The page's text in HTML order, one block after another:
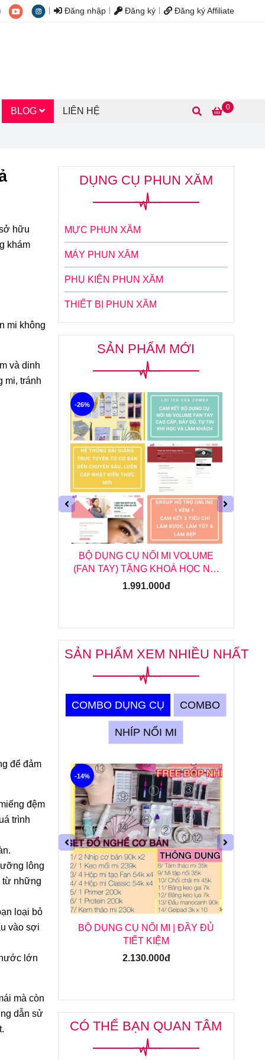
Đăng nhập Đăng ký Đăng ký Affiliate
BLOG LIÊN HỆ 0
hữu
khám
mi không
và dinh
mi, tránh
để đảm
đệm
trình
lông
từ những
loại bỏ
vào sợi
lớn
mà còn
dẫn sử
DỤNG CỤ PHUN XĂM
MỰC PHUN XĂM
MÁY PHUN XĂM
PHỤ KIỆN PHUN XĂM
THIẾT BỊ PHUN XĂM
SẢN PHẨM MỚI
BỘ DỤNG CỤ NỐI MI MEGA
VOLUME TẶNG KHOÁ HỌC NỐI
MI MEGA ONLINE
2.189.000đ
-31%
SẢN PHẨM XEM NHIỀU NHẤT
COMBO DỤNG CỤ COMBO
NHÍP NỐI MI
ĐẦY ĐỦ
DỤNG CỤ NỐI MI TRỌN BỘ CAO
CẤP
2.858.000đ
-6%
CÓ THỂ BẠN QUAN TÂM